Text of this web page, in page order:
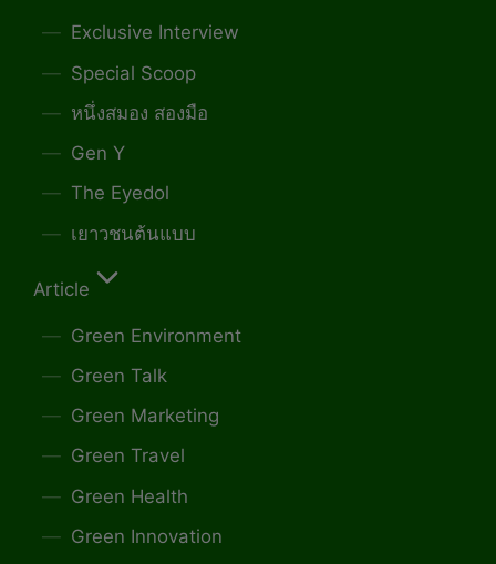
Exclusive Interview
Special Scoop
หนึ่งสมอง สองมือ
Gen Y
The Eyedol
เยาวชนต้นแบบ
Article
Green Environment
Green Talk
Green Marketing
Green Travel
Green Health
Green Innovation